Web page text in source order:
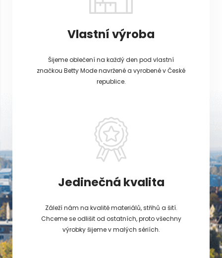
Vlastní výroba
Šijeme oblečení na každý den pod vlastní
značkou Betty Mode navržené a vyrobené v České
republice.
Jedinečná kvalita
Záleží nám na kvalitě materiálů, střihů a šití.
Chceme se odlišit od ostatních, proto všechny
výrobky šijeme v malých sériích.